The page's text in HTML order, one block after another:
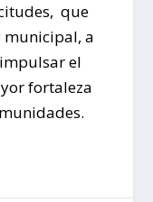
que
municipal, a
el
fortaleza